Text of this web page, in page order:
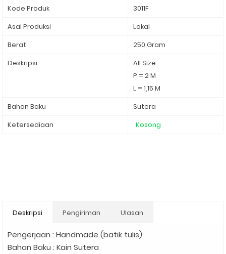
Kode Produk
3011F
Asal Produksi
Lokal
Berat
250 Gram
Deskripsi
All Size
P = 2 M
L = 1,15 M
Bahan Baku
Sutera
Ketersediaan
Kosong
Deskripsi Pengiriman Ulasan
Pengerjaan : Handmade (batik tulis)
Bahan Baku : Kain Sutera